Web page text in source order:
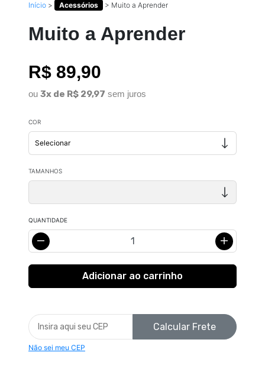
Início > Acessórios > Muito a Aprender
Muito a Aprender
R$ 89,90
ou 3x de R$ 29,97 sem juros
COR
TAMANHOS
QUANTIDADE
Calcular Frete
Não sei meu CEP